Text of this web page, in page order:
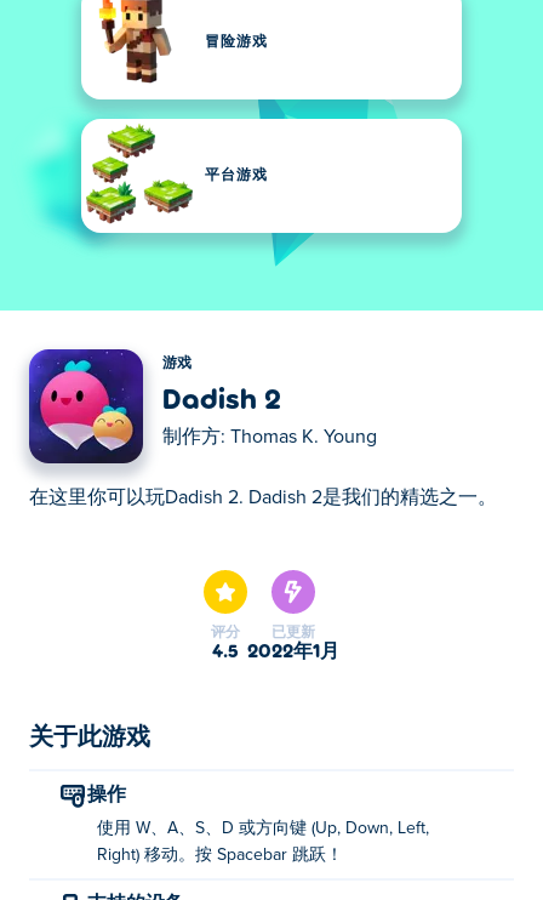
冒险游戏
平台游戏
游戏
Dadish 2
制作方: Thomas K. Young
在这里你可以玩Dadish 2. Dadish 2是我们的精选之一。
评分
4.5
已更新
2022年1月
关于此游戏
操作
使用 W、A、S、D 或方向键 (Up, Down, Left,
Right) 移动。按 Spacebar 跳跃！